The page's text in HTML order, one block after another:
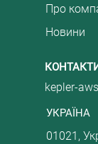
Про
Новини
kepler-
01021,
УКРАЇНА